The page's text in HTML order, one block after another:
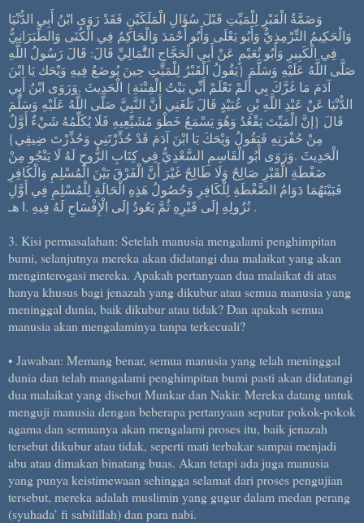
وَضَمَّةُ الْقَبْرِ لِلْمَيِّتِ قَبْلَ سُؤَالِ الْمَلَكَيْنِ فَقَدْ رَوَى ابْنُ أَبِي الدُّنْيَا
وَالْحَكِيمُ التِّرْمِذِيُّ وَأَبُو يَعْلَى وَأَبُو أَحْمَدَ وَالْحَاكِمُ فِي الْكُنَى وَالطَّبَرَانِيُّ
فِي الْكَبِيرِ وَأَبُو نُعَيْمٍ عَنْ أَبِي الْحَجَّاجِ التَُّمَالِيِّ قَالَ: قَالَ رَسُولُ اللَّهِ
صَلَّى اللَّهُ عَلَيْهِ وَسَلَّمَ {يَقُولُ الْقَبْرُ لِلْمَيِّتِ حِينَ يُوضَعُ فِيهِ وَيْحَك يَا ابْنَ
آدَمَ مَا غَرَّكَ بِي أَلَمْ تَعْلَمْ أَنِّي بَيْتُ الْفِتْنَةِ} الْحَدِيثَ .وَرَوَى ابْنُ أَبِي
الدُّنْيَا عَنْ عَبْدِ اللَّهِ بْنِ عُبَيْدٍ قَالَ بَلَغَنِي أَنَّ النَّبِيَّ صَلَّى اللَّهُ عَلَيْهِ وَسَلَّمَ
قَالَ {إنَّ الْمَيِّتَ يَقْعُدُ وَهُوَ يَسْمَعُ خَطْوَ مُشَيِّعِيهِ فَلَا يُكَلِّمُهُ شَيْءٌ أَوَّلُ
مِنْ حُفْرَتِهِ فَيَقُولُ وَيْحَكَ يَا ابْنَ آدَمَ قَدْ حُذِّرْتَنِي وَحُذِّرْتَ ضِيقِي}
الْحَدِيثَ .وَرَوَى أَبُو الْقَاسِمِ السَّعْدِيُّ فِي كِتَابِ الرُّوحِ لَهُ لَا يَنْجُو مِنْ
ضَغْطَةِ الْقَبْرِ صَالِحٌ وَلَا طَالِحٌ غَيْرَ أَنَّ الْفَرْقَ بَيْنَ الْمُسْلِمِ وَالْكَافِرِ
فَبَيْنَهُمَا دَوَامُ الضَّغْطَةِ لِلْكَافِرِ وَحُصُولُ هَذِهِ الْحَالَةِ لِلْمُسْلِمِ فِي أَوَّلِ
نُزُولِهِ إلَى قَبْرِهِ ثُمَّ يَعُودُ إلَى الْإِفْسَاحِ لَهُ فِيهِ .ا هـ .
3. Kisi permasalahan: Setelah manusia mengalami penghimpitan
bumi, selanjutnya mereka akan didatangi dua malaikat yang akan
menginterogasi mereka. Apakah pertanyaan dua malaikat di atas
hanya khusus bagi jenazah yang dikubur atau semua manusia yang
meninggal dunia, baik dikubur atau tidak? Dan apakah semua
manusia akan mengalaminya tanpa terkecuali?
• Jawaban: Memang benar, semua manusia yang telah meninggal
dunia dan telah mangalami penghimpitan bumi pasti akan didatangi
dua malaikat yang disebut Munkar dan Nakir. Mereka datang untuk
menguji manusia dengan beberapa pertanyaan seputar pokok-pokok
agama dan semuanya akan mengalami proses itu, baik jenazah
tersebut dikubur atau tidak, seperti mati terbakar sampai menjadi
abu atau dimakan binatang buas. Akan tetapi ada juga manusia
yang punya keistimewaan sehingga selamat dari proses pengujian
tersebut, mereka adalah muslimin yang gugur dalam medan perang
(syuhada’ fi sabilillah) dan para nabi.